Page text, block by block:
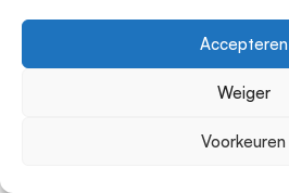
Accepteren
Weiger
Voorkeuren
gegevens nodig die uw
draagkracht bewijzen. Deze zijn
Een kopie van een geldig
. Deze dienen ter